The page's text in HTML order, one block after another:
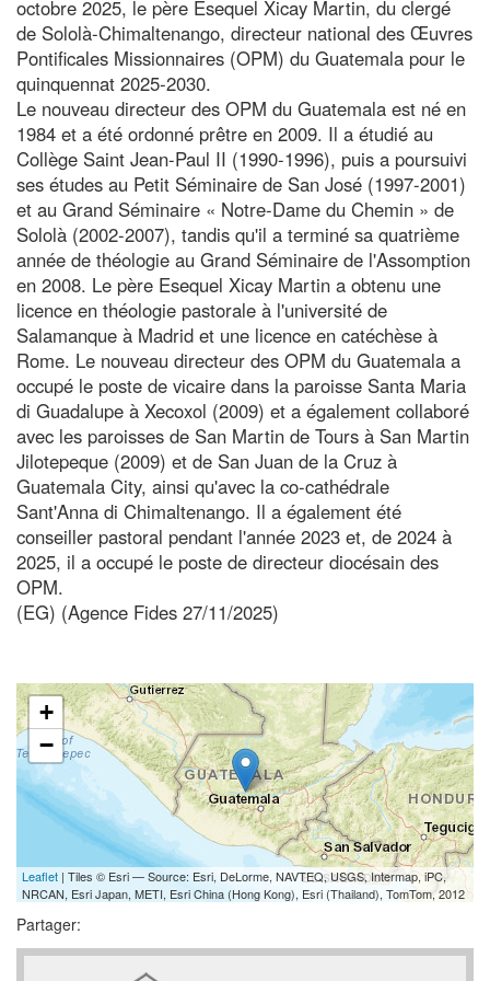
octobre 2025, le père Esequel Xicay Martin, du clergé
de Sololà-Chimaltenango, directeur national des Œuvres
Pontificales Missionnaires (OPM) du Guatemala pour le
quinquennat 2025-2030.
Le nouveau directeur des OPM du Guatemala est né en
1984 et a été ordonné prêtre en 2009. Il a étudié au
Collège Saint Jean-Paul II (1990-1996), puis a poursuivi
ses études au Petit Séminaire de San José (1997-2001)
et au Grand Séminaire « Notre-Dame du Chemin » de
Sololà (2002-2007), tandis qu'il a terminé sa quatrième
année de théologie au Grand Séminaire de l'Assomption
en 2008. Le père Esequel Xicay Martin a obtenu une
licence en théologie pastorale à l'université de
Salamanque à Madrid et une licence en catéchèse à
Rome. Le nouveau directeur des OPM du Guatemala a
occupé le poste de vicaire dans la paroisse Santa Maria
di Guadalupe à Xecoxol (2009) et a également collaboré
avec les paroisses de San Martin de Tours à San Martin
Jilotepeque (2009) et de San Juan de la Cruz à
Guatemala City, ainsi qu'avec la co-cathédrale
Sant'Anna di Chimaltenango. Il a également été
conseiller pastoral pendant l'année 2023 et, de 2024 à
2025, il a occupé le poste de directeur diocésain des
OPM.
(EG) (Agence Fides 27/11/2025)
+
−
Leaflet | Tiles © Esri — Source: Esri, DeLorme, NAVTEQ, USGS, Intermap, iPC,
NRCAN, Esri Japan, METI, Esri China (Hong Kong), Esri (Thailand), TomTom, 2012
Partager: